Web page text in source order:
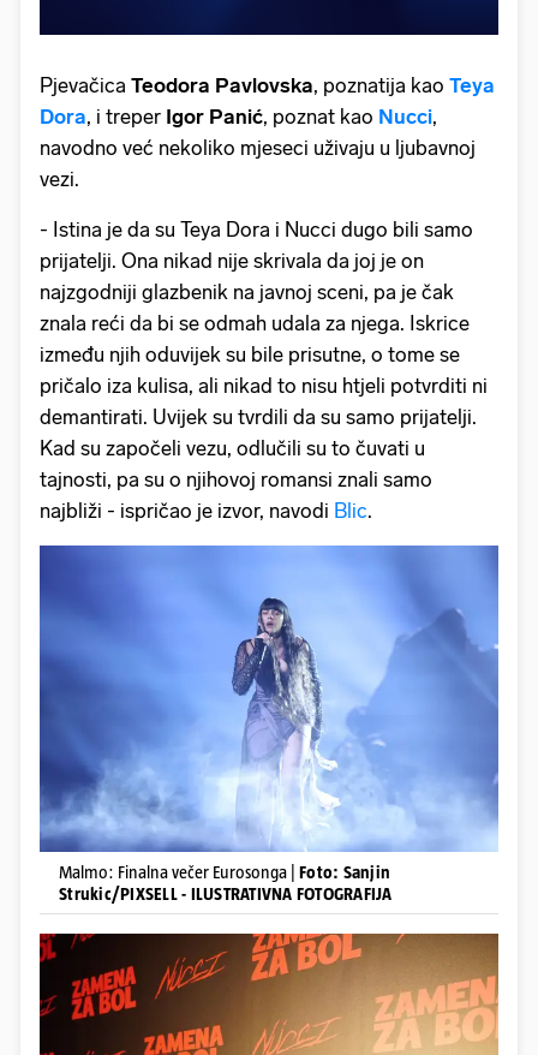
Pjevačica Teodora Pavlovska, poznatija kao Teya
Dora, i treper Igor Panić, poznat kao Nucci,
navodno već nekoliko mjeseci uživaju u ljubavnoj
vezi.
- Istina je da su Teya Dora i Nucci dugo bili samo
prijatelji. Ona nikad nije skrivala da joj je on
najzgodniji glazbenik na javnoj sceni, pa je čak
znala reći da bi se odmah udala za njega. Iskrice
između njih oduvijek su bile prisutne, o tome se
pričalo iza kulisa, ali nikad to nisu htjeli potvrditi ni
demantirati. Uvijek su tvrdili da su samo prijatelji.
Kad su započeli vezu, odlučili su to čuvati u
tajnosti, pa su o njihovoj romansi znali samo
najbliži - ispričao je izvor, navodi Blic.
Malmo: Finalna večer Eurosonga | Foto: Sanjin
Strukic/PIXSELL - ILUSTRATIVNA FOTOGRAFIJA